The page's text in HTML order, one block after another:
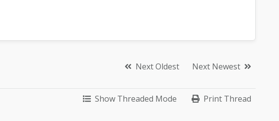
Next Oldest Next Newest
Show Threaded Mode Print Thread